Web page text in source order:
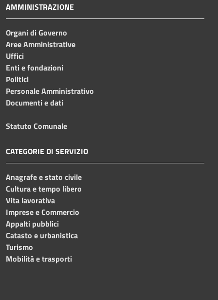
AMMINISTRAZIONE
Organi di Governo
Aree Amministrative
Uffici
Enti e fondazioni
Politici
Personale Amministrativo
Documenti e dati
Statuto Comunale
CATEGORIE DI SERVIZIO
Anagrafe e stato civile
Cultura e tempo libero
Vita lavorativa
Imprese e Commercio
Appalti pubblici
Catasto e urbanistica
Turismo
Mobilità e trasporti